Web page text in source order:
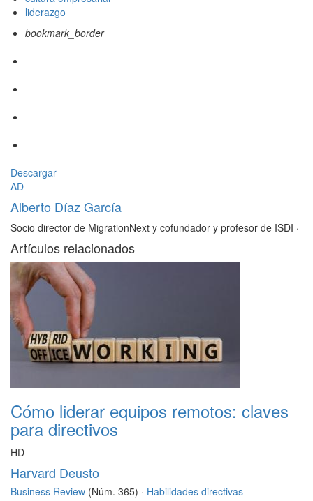
liderazgo
bookmark_border
Descargar
AD
Alberto Díaz García
Socio director de MigrationNext y cofundador y profesor de ISDI ·
Artículos relacionados
Cómo liderar equipos remotos: claves
para directivos
HD
Harvard Deusto
Business Review (Núm. 365) · Habilidades directivas